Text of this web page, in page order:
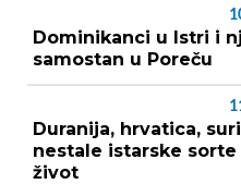
Dominikanci u Istri i
samostan u Poreču
Duranija, hrvatica,
nestale istarske
život